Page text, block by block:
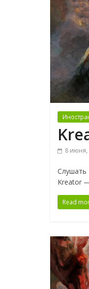
8 июня,
Слушать
Kreator
Read